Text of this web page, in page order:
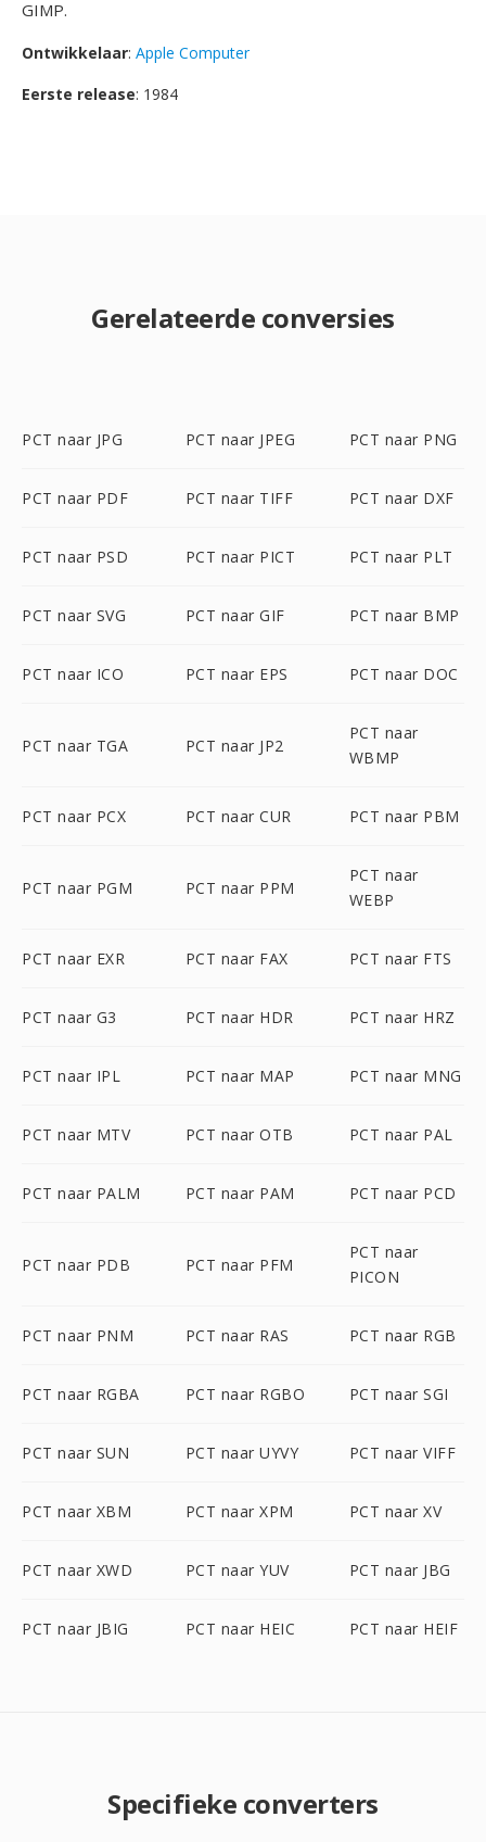
GIMP.
Ontwikkelaar: Apple Computer
Eerste release: 1984
Gerelateerde conversies
PCT naar JPG PCT naar JPEG PCT naar PNG
PCT naar PDF PCT naar TIFF PCT naar DXF
PCT naar PSD PCT naar PICT PCT naar PLT
PCT naar SVG PCT naar GIF PCT naar BMP
PCT naar ICO PCT naar EPS PCT naar DOC
PCT naar TGA PCT naar JP2
PCT naar
WBMP
PCT naar PCX PCT naar CUR PCT naar PBM
PCT naar PGM PCT naar PPM
PCT naar
WEBP
PCT naar EXR PCT naar FAX PCT naar FTS
PCT naar G3 PCT naar HDR PCT naar HRZ
PCT naar IPL PCT naar MAP PCT naar MNG
PCT naar MTV PCT naar OTB PCT naar PAL
PCT naar PALM PCT naar PAM PCT naar PCD
PCT naar PDB PCT naar PFM
PCT naar
PICON
PCT naar PNM PCT naar RAS PCT naar RGB
PCT naar RGBA PCT naar RGBO PCT naar SGI
PCT naar SUN PCT naar UYVY PCT naar VIFF
PCT naar XBM PCT naar XPM PCT naar XV
PCT naar XWD PCT naar YUV PCT naar JBG
PCT naar JBIG PCT naar HEIC PCT naar HEIF
Specifieke converters